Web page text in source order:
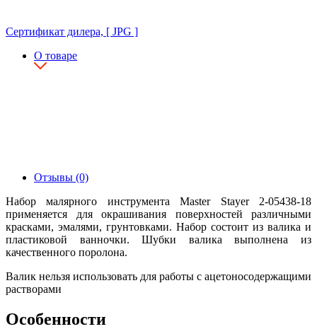
Сертификат дилера, [ JPG ]
О товаре
Отзывы (0)
Набор малярного инструмента Master Stayer 2-05438-18
применяется для окрашивания поверхностей различными
красками, эмалями, грунтовками. Набор состоит из валика и
пластиковой ванночки. Шубки валика выполнена из
качественного поролона.
Валик нельзя использовать для работы с ацетоносодержащими
растворами
Особенности